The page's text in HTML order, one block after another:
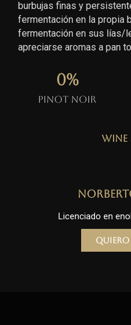
burbujas finas y
fermentación en la propia
fermentación en sus lías/
apreciarse aromas a pan
Pinot Noir
0%
Wine
Licenciado en